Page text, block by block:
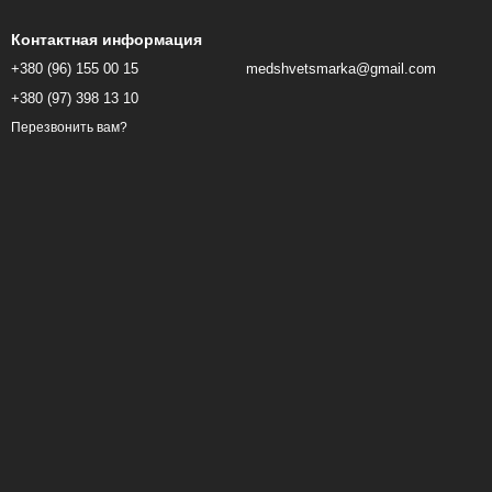
Контактная информация
+380 (96) 155 00 15
+380 (97) 398 13 10
Перезвонить вам?
medshvetsmarka@gmail.com